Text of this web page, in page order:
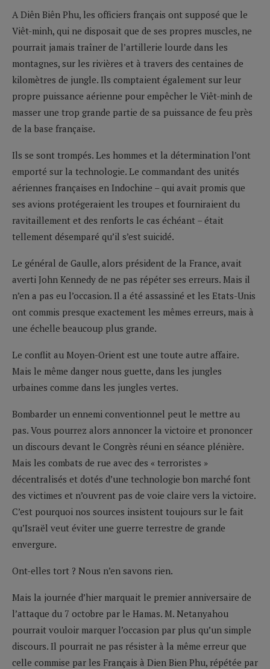
A Diên Biên Phu, les officiers français ont supposé que le
Viêt-minh, qui ne disposait que de ses propres muscles, ne
pourrait jamais traîner de l’artillerie lourde dans les
montagnes, sur les rivières et à travers des centaines de
kilomètres de jungle. Ils comptaient également sur leur
propre puissance aérienne pour empêcher le Viêt-minh de
masser une trop grande partie de sa puissance de feu près
de la base française.
Ils se sont trompés. Les hommes et la détermination l’ont
emporté sur la technologie. Le commandant des unités
aériennes françaises en Indochine – qui avait promis que
ses avions protégeraient les troupes et fourniraient du
ravitaillement et des renforts le cas échéant – était
tellement désemparé qu’il s’est suicidé.
Le général de Gaulle, alors président de la France, avait
averti John Kennedy de ne pas répéter ses erreurs. Mais il
n’en a pas eu l’occasion. Il a été assassiné et les Etats-Unis
ont commis presque exactement les mêmes erreurs, mais à
une échelle beaucoup plus grande.
Le conflit au Moyen-Orient est une toute autre affaire.
Mais le même danger nous guette, dans les jungles
urbaines comme dans les jungles vertes.
Bombarder un ennemi conventionnel peut le mettre au
pas. Vous pourrez alors annoncer la victoire et prononcer
un discours devant le Congrès réuni en séance plénière.
Mais les combats de rue avec des « terroristes »
décentralisés et dotés d’une technologie bon marché font
des victimes et n’ouvrent pas de voie claire vers la victoire.
C’est pourquoi nos sources insistent toujours sur le fait
qu’Israël veut éviter une guerre terrestre de grande
envergure.
Ont-elles tort ? Nous n’en savons rien.
Mais la journée d’hier marquait le premier anniversaire de
l’attaque du 7 octobre par le Hamas. M. Netanyahou
pourrait vouloir marquer l’occasion par plus qu’un simple
discours. Il pourrait ne pas résister à la même erreur que
celle commise par les Français à Dien Bien Phu, répétée par